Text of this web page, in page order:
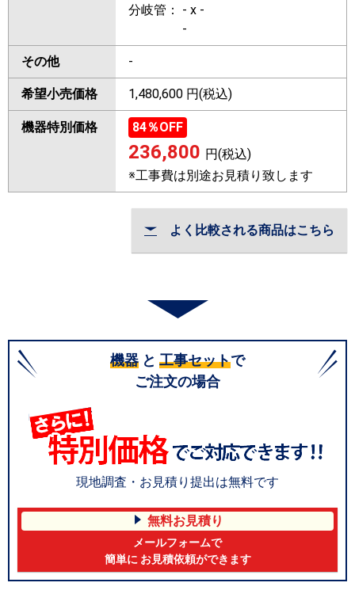
分岐管： - x -
-
その他 -
希望小売価格 1,480,600 円(税込)
機器特別価格 84％OFF
236,800 円(税込)
※工事費は別途お見積り致します
よく比較される商品はこちら
機器 と 工事セットで
ご注文の場合
現地調査・お見積り提出は無料です
無料お見積り
メールフォームで
簡単に お見積依頼ができます